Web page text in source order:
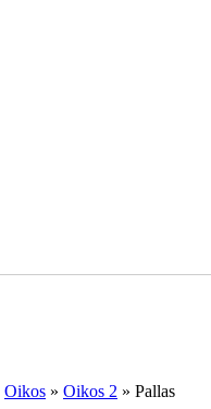
Oikos » Oikos 2 » Pallas